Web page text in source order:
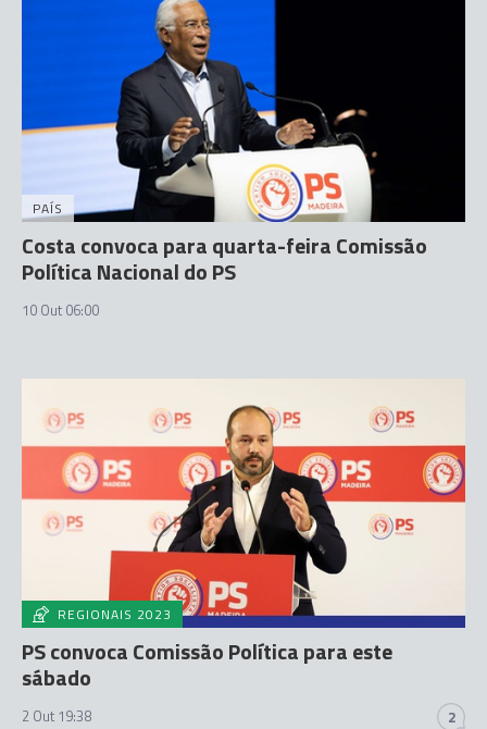
PAÍS
Costa convoca para quarta-feira Comissão
Política Nacional do PS
10 Out 06:00
REGIONAIS 2023
PS convoca Comissão Política para este
sábado
2 Out 19:38 2